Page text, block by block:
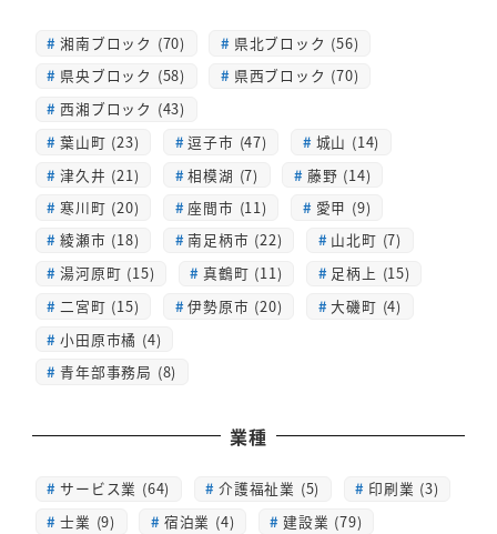
湘南ブロック (70)
県北ブロック (56)
県央ブロック (58)
県西ブロック (70)
西湘ブロック (43)
葉山町 (23)
逗子市 (47)
城山 (14)
津久井 (21)
相模湖 (7)
藤野 (14)
寒川町 (20)
座間市 (11)
愛甲 (9)
綾瀬市 (18)
南足柄市 (22)
山北町 (7)
湯河原町 (15)
真鶴町 (11)
足柄上 (15)
二宮町 (15)
伊勢原市 (20)
大磯町 (4)
小田原市橘 (4)
青年部事務局 (8)
業種
サービス業 (64) 介護福祉業 (5)
印刷業 (3)
士業 (9)
宿泊業 (4)
建設業 (79)